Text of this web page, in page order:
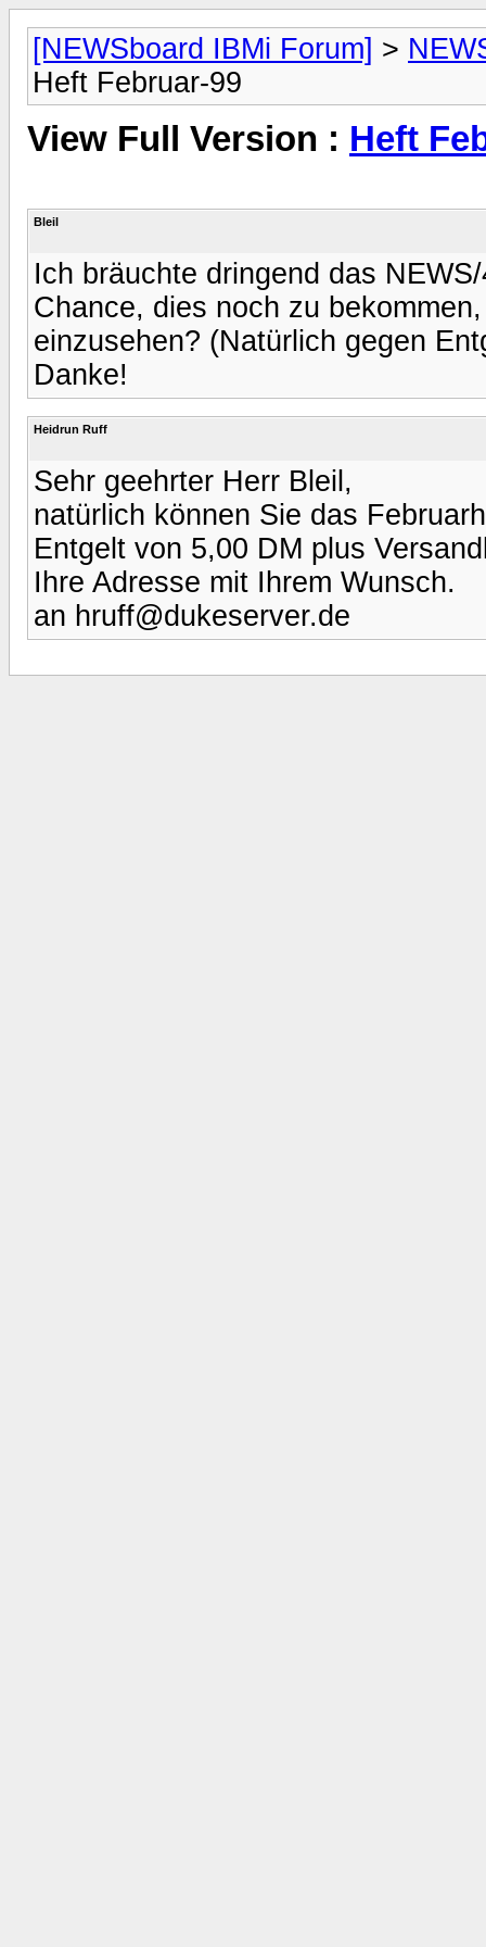
[NEWSboard IBMi Forum] >
Heft Februar-99
View Full Version : Heft
Bleil
Ich bräuchte dringend das
Chance, dies noch zu
einzusehen? (Natürlich gegen
Danke!
Heidrun Ruff
Sehr geehrter Herr Bleil,
natürlich können Sie das
Entgelt von 5,00 DM plus
Ihre Adresse mit Ihrem Wunsch.
an hruff@dukeserver.de